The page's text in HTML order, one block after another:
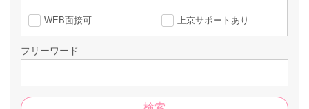
WEB面接可 上京サポートあり
フリーワード